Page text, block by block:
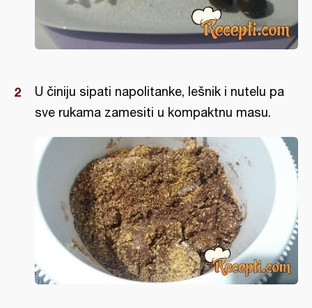
U činiju sipati napolitanke, lešnik i nutelu pa
sve rukama zamesiti u kompaktnu masu.